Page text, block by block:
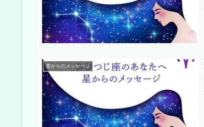
星からのメッセージ